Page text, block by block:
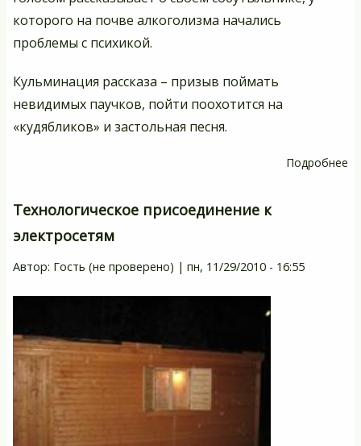
которого на почве алкоголизма начались
проблемы с психикой.
Кульминация рассказа – призыв поймать
невидимых паучков, пойти поохотится на
«кудябликов» и застольная песня.
Подробнее
Технологическое присоединение к
электросетям
Автор: Гость (не проверено) | пн, 11/29/2010 - 16:55